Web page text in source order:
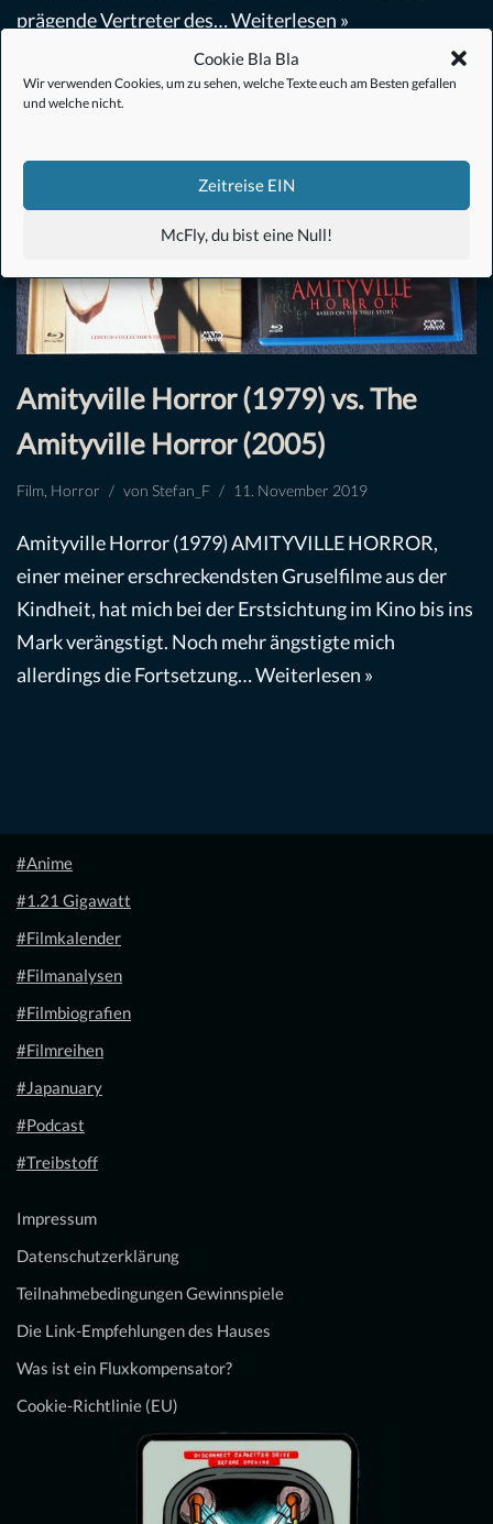
Cookie Bla Bla
Wir verwenden Cookies, um zu sehen, welche Texte euch am Besten gefallen
und welche nicht.
Zeitreise EIN
McFly, du bist eine Null!
prägende Vertreter des…Weiterlesen »
Amityville Horror (1979) vs. The
Amityville Horror (2005)
Film Horror von Stefan_F 11. November 2019
Amityville Horror (1979) AMITYVILLE HORROR,
einer meiner erschreckendsten Gruselfilme aus der
Kindheit, hat mich bei der Erstsichtung im Kino bis ins
Mark verängstigt. Noch mehr ängstigte mich
allerdings die Fortsetzung…Weiterlesen »
#Anime
#1.21 Gigawatt
#Filmkalender
#Filmanalysen
#Filmbiografien
#Filmreihen
#Japanuary
#Podcast
#Treibstoff
Impressum
Datenschutzerklärung
Teilnahmebedingungen Gewinnspiele
Die Link-Empfehlungen des Hauses
Was ist ein Fluxkompensator?
Cookie-Richtlinie (EU)